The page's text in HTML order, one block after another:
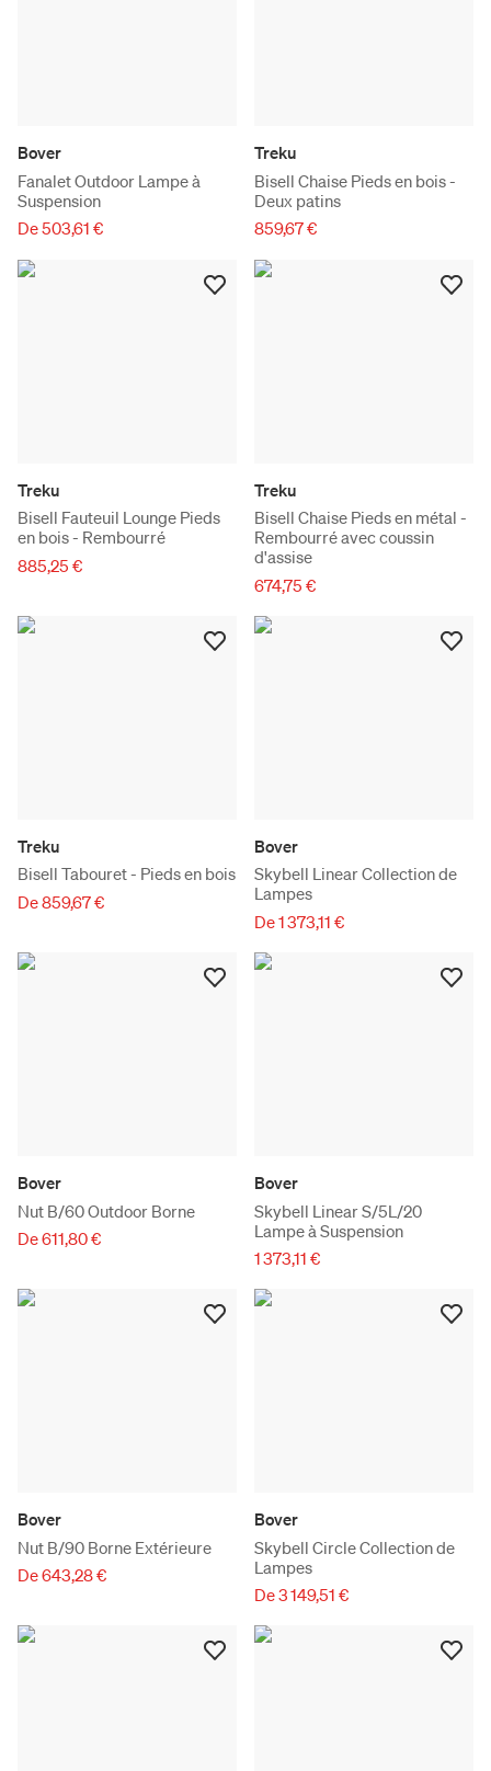
Bover
Fanalet Outdoor Lampe à
Suspension
De 503,61 €
Treku
Bisell Chaise Pieds en bois -
Deux patins
859,67 €
Treku
Bisell Fauteuil Lounge Pieds
en bois - Rembourré
885,25 €
Treku
Bisell Chaise Pieds en métal -
Rembourré avec coussin
d'assise
674,75 €
Treku
Bisell Tabouret - Pieds en bois
De 859,67 €
Bover
Skybell Linear Collection de
Lampes
De 1 373,11 €
Bover
Nut B/60 Outdoor Borne
De 611,80 €
Bover
Skybell Linear S/5L/20
Lampe à Suspension
1 373,11 €
Bover
Nut B/90 Borne Extérieure
De 643,28 €
Bover
Skybell Circle Collection de
Lampes
De 3 149,51 €